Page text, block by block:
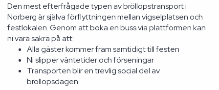
Den mest efterfrågade typen av bröllopstransport i
Norberg är själva förflyttningen mellan vigselplatsen och
festlokalen. Genom att boka en buss via plattformen kan
ni vara säkra på att:
Alla gäster kommer fram samtidigt till festen
Ni slipper väntetider och förseningar
Transporten blir en trevlig social del av
bröllopsdagen